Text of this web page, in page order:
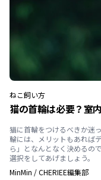
ねこ飼い方
猫の首輪は必要？室
猫に首輪をつけるべきか迷
輪には、メリットもあれば
ら」となんとなく決めるの
選択をしてあげましょう。
MinMin /CHERIEE編集部